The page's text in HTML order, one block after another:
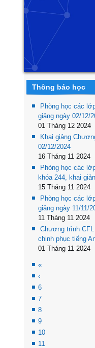
Thông báo học
Phòng học các
giảng ngày 02/12/
01 Tháng 12 2024
Khai giảng
02/12/2024
16 Tháng 11 2024
Phòng học các
khóa 244, khai
15 Tháng 11 2024
Phòng học các
giảng ngày 11/11/
11 Tháng 11 2024
Chương trình
chinh phục tiếng
01 Tháng 11 2024
«
‹
6
7
8
9
10
11